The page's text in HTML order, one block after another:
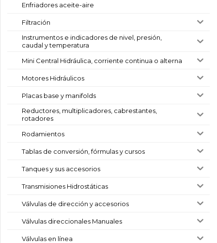
Enfriadores aceite-aire
Filtración
Instrumentos e indicadores de nivel, presión,
caudal y temperatura
Mini Central Hidráulica, corriente continua o alterna
Motores Hidráulicos
Placas base y manifolds
Reductores, multiplicadores, cabrestantes,
rotadores
Rodamientos
Tablas de conversión, fórmulas y cursos
Tanques y sus accesorios
Transmisiones Hidrostáticas
Válvulas de dirección y accesorios
Válvulas direccionales Manuales
Válvulas en línea